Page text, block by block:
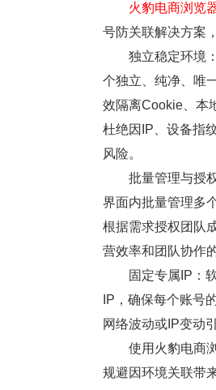
火豹电商浏览
号防关联解决方案
独立稳定环境：
个独立、纯净、唯
效隔离Cookie、本
杜绝因IP、设备指
风险。
批量管理与授权
界面内批量管理多
根据需求授权团队
营效率和团队协作
固定专属IP：软
IP，确保每个账号
网络波动或IP变动
使用火豹电商浏
规避因环境关联带